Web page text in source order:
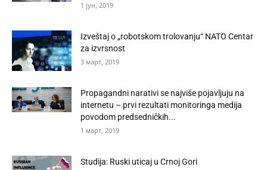
1 јун, 2019
Izveštaj o „robotskom trolovanju“ NATO Centar
za izvrsnost
3 март, 2019
Propagandni narativi se najviše pojavljuju na
internetu – prvi rezultati monitoringa medija
povodom predsedničkih...
1 март, 2019
Studija: Ruski uticaj u Crnoj Gori